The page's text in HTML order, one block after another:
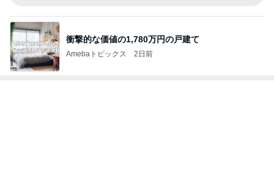
衝撃的な価値の1,780万円の戸建て
Amebaトピックス 2日前